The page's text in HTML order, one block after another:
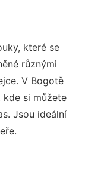
které se
různými
V Bogotě
kde si můžete
Jsou ideální